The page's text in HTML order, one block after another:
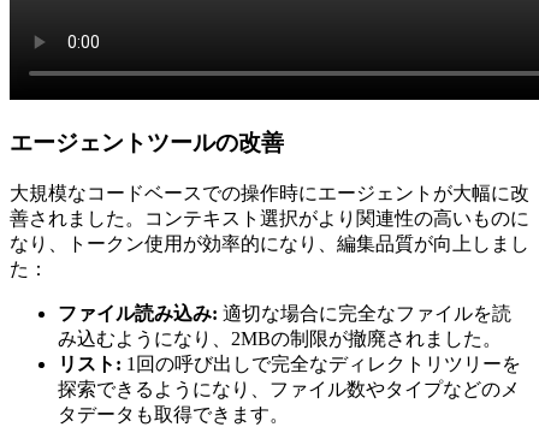
エージェントツールの改善
大規模なコードベースでの操作時にエージェントが大幅に改
善されました。コンテキスト選択がより関連性の高いものに
なり、トークン使用が効率的になり、編集品質が向上しまし
た：
ファイル読み込み: 適切な場合に完全なファイルを読
み込むようになり、2MBの制限が撤廃されました。
リスト: 1回の呼び出しで完全なディレクトリツリーを
探索できるようになり、ファイル数やタイプなどのメ
タデータも取得できます。